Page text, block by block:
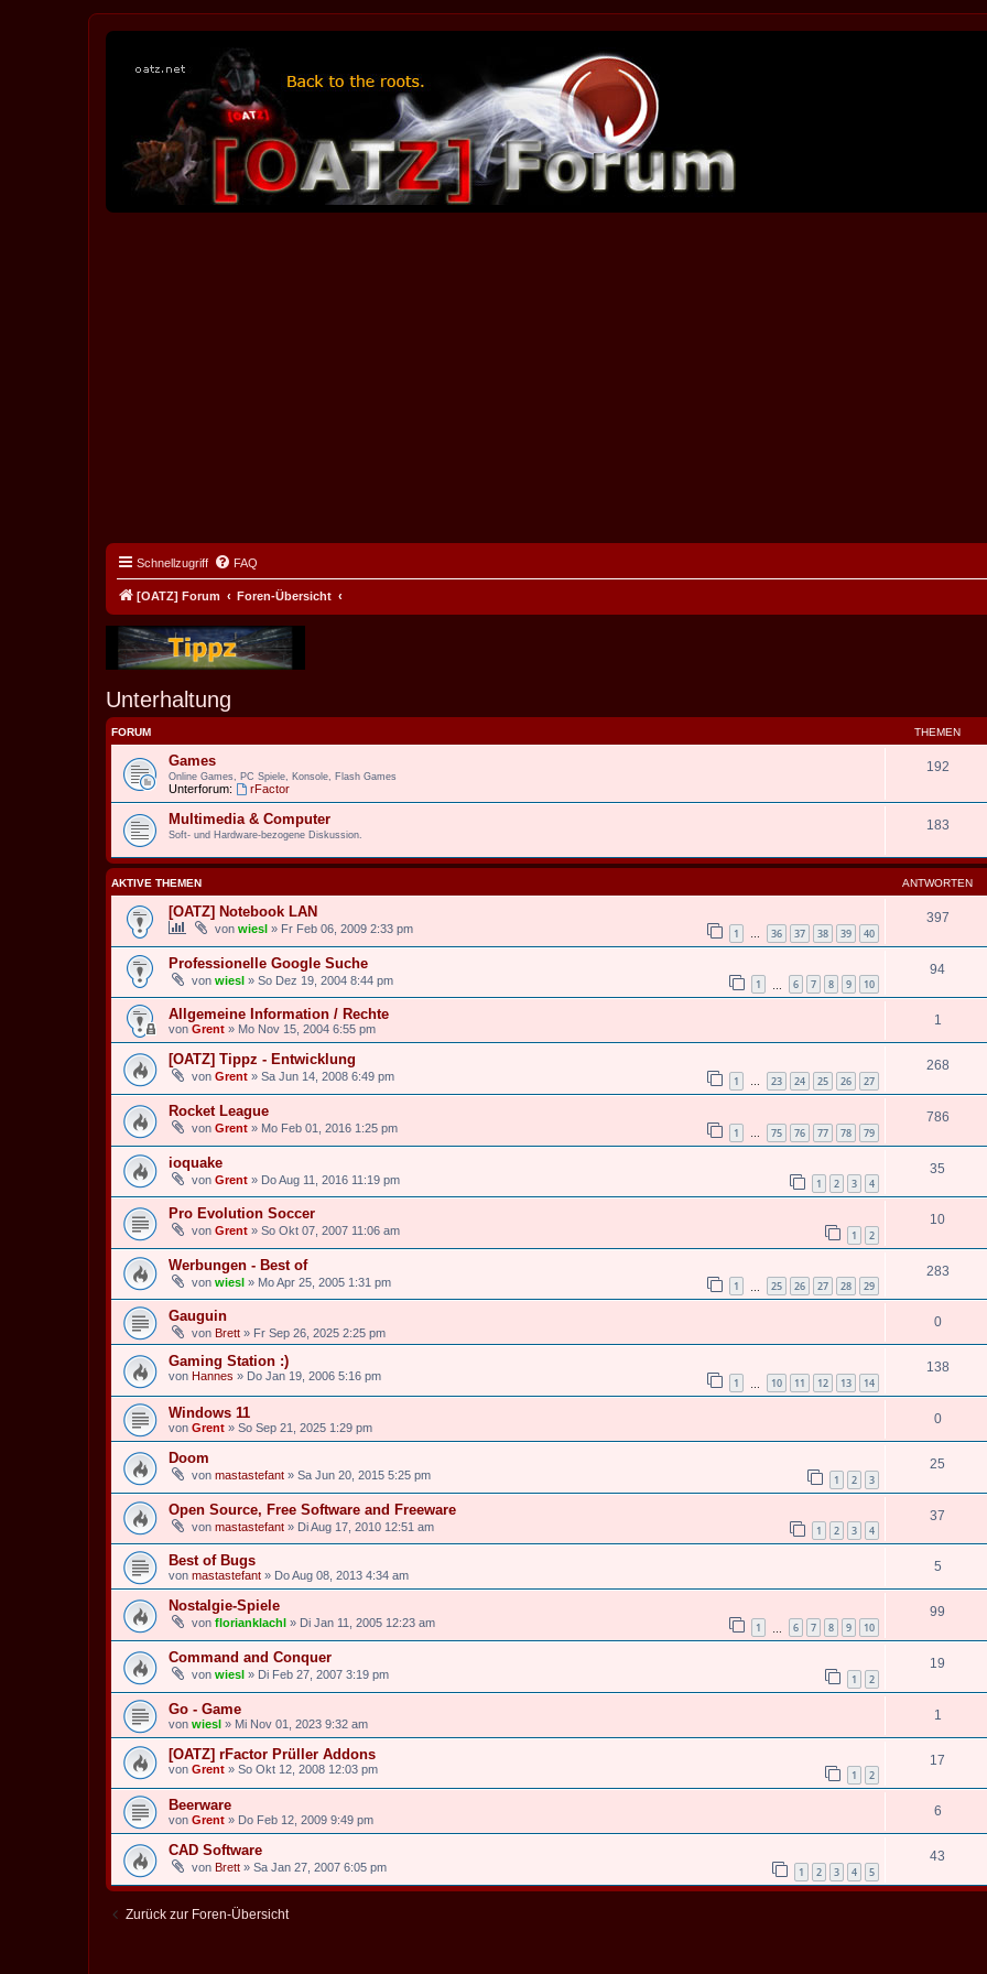
Schnellzugriff FAQ
[OATZ] Forum Foren-Übersicht
Unterhaltung
FORUM THEMEN
Games
Online Games, PC Spiele, Konsole, Flash Games
Unterforum: rFactor
192
Multimedia & Computer
Soft- und Hardware-bezogene Diskussion.
183
AKTIVE THEMEN ANTWORTEN
[OATZ] Notebook LAN
von wiesl » Fr Feb 06, 2009 2:33 pm 1 … 36 37 38 39 40
397
Professionelle Google Suche
von wiesl » So Dez 19, 2004 8:44 pm 1 6 7 8 9 10
94
Allgemeine Information / Rechte
von Grent » Mo Nov 15, 2004 6:55 pm
1
[OATZ] Tippz - Entwicklung
von Grent » Sa Jun 14, 2008 6:49 pm 1 … 23 24 25 26 27
268
Rocket League
von Grent » Mo Feb 01, 2016 1:25 pm 1 … 75 76 77 78 79
786
ioquake
von Grent » Do Aug 11, 2016 11:19 pm 1 2 3 4
35
Pro Evolution Soccer
von Grent » So Okt 07, 2007 11:06 am 1 2
10
Werbungen - Best of
von wiesl » Mo Apr 25, 2005 1:31 pm 1 25 26 27 28 29
283
Gauguin
von Brett » Fr Sep 26, 2025 2:25 pm
0
Gaming Station :)
von Hannes » Do Jan 19, 2006 5:16 pm 1 10 11 12 13 14
138
Windows 11
von Grent » So Sep 21, 2025 1:29 pm
0
Doom
von mastastefant » Sa Jun 20, 2015 5:25 pm 1 2 3
25
Open Source, Free Software and Freeware
von mastastefant » Di Aug 17, 2010 12:51 am 1 2 3 4
37
Best of Bugs
von mastastefant » Do Aug 08, 2013 4:34 am
5
Nostalgie-Spiele
von florianklachl » Di Jan 11, 2005 12:23 am 1 6 7 8 9 10
99
Command and Conquer
von wiesl » Di Feb 27, 2007 3:19 pm 1 2
19
Go - Game
von wiesl » Mi Nov 01, 2023 9:32 am
1
[OATZ] rFactor Prüller Addons
von Grent » So Okt 12, 2008 12:03 pm 1 2
17
Beerware
von Grent » Do Feb 12, 2009 9:49 pm
6
CAD Software
von Brett » Sa Jan 27, 2007 6:05 pm 1 2 3 4 5
43
Zurück zur Foren-Übersicht